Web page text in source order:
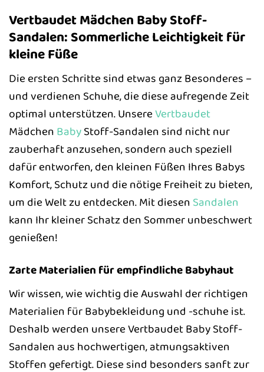
Vertbaudet Mädchen Baby Stoff-
Sandalen: Sommerliche Leichtigkeit für
kleine Füße
Die ersten Schritte sind etwas ganz Besonderes –
und verdienen Schuhe, die diese aufregende Zeit
optimal unterstützen. UnsereVertbaudet
Mädchen BabyStoff-Sandalen sind nicht nur
zauberhaft anzusehen, sondern auch speziell
dafür entworfen, den kleinen Füßen Ihres Babys
Komfort, Schutz und die nötige Freiheit zu bieten,
um die Welt zu entdecken. Mit diesen Sandalen
kann Ihr kleiner Schatz den Sommer unbeschwert
genießen!
Zarte Materialien für empfindliche Babyhaut
Wir wissen, wie wichtig die Auswahl der richtigen
Materialien für Babybekleidung und -schuhe ist.
Deshalb werden unsere Vertbaudet Baby Stoff-
Sandalen aus hochwertigen, atmungsaktiven
Stoffen gefertigt. Diese sind besonders sanft zur